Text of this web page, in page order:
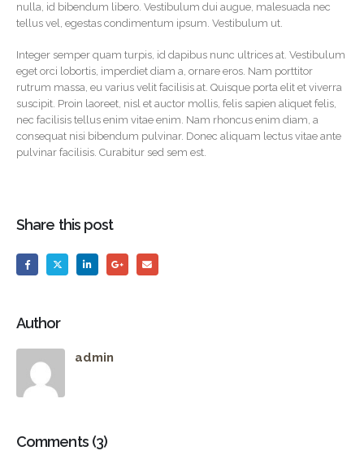
nulla, id bibendum libero. Vestibulum dui augue, malesuada nec
tellus vel, egestas condimentum ipsum. Vestibulum ut.
Integer semper quam turpis, id dapibus nunc ultrices at. Vestibulum
eget orci lobortis, imperdiet diam a, ornare eros. Nam porttitor
rutrum massa, eu varius velit facilisis at. Quisque porta elit et viverra
suscipit. Proin laoreet, nisl et auctor mollis, felis sapien aliquet felis,
nec facilisis tellus enim vitae enim. Nam rhoncus enim diam, a
consequat nisi bibendum pulvinar. Donec aliquam lectus vitae ante
pulvinar facilisis. Curabitur sed sem est.
Share this post
Author
admin
Comments (3)